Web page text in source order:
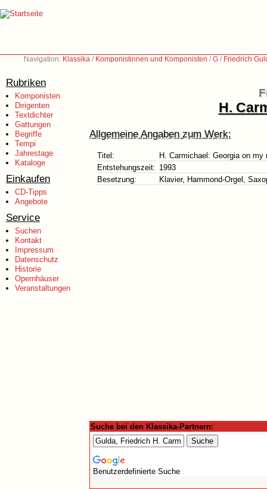
Navigation: Klassika / Komponistinnen und Komponisten /G / Friedrich
Rubriken
Komponisten
Dirigenten
Textdichter
Gattungen
Begriffe
Tempi
Jahrestage
Kataloge
Einkaufen
CD-Tipps
Angebote
Service
Suchen
Kontakt
Impressum
Datenschutz
Historie
Opernhäuser
Veranstaltungen
H.
Allgemeine Angaben zum Werk:
Titel:
H. Carmichael: Georgia on my
Entstehungszeit: 1993
Besetzung:
Klavier, Hammond-Orgel,
Suche bei den Klassika-Partnern:
Benutzerdefinierte Suche